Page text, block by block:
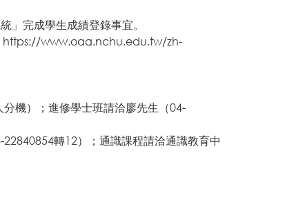
完成學生成績登錄事宜。
https://www.oaa.nchu.edu.tw/zh-
機）；進修學士班請洽廖先生（04-
轉12）；通識課程請洽通識教育中